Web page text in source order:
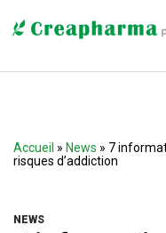
Accueil » News » 7
risques d’addiction
NEWS